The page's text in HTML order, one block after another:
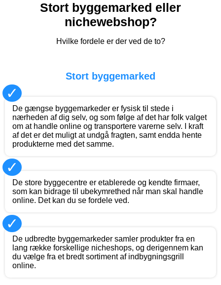
Stort byggemarked eller
nichewebshop?
Hvilke fordele er der ved de to?
Stort byggemarked
✓
De gængse byggemarkeder er fysisk til stede i
nærheden af dig selv, og som følge af det har folk valget
om at handle online og transportere varerne selv. I kraft
af det er det muligt at undgå fragten, samt endda hente
produkterne med det samme.
✓
De store byggecentre er etablerede og kendte firmaer,
som kan bidrage til ubekymrethed når man skal handle
online. Det kan du se fordele ved.
✓
De udbredte byggemarkeder samler produkter fra en
lang række forskellige nicheshops, og derigennem kan
du vælge fra et bredt sortiment af indbygningsgrill
online.